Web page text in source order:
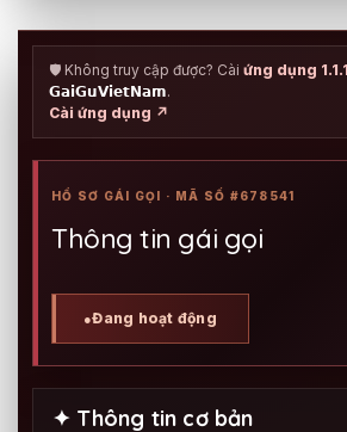
🛡️ Không truy cập được? Cài ứng dụng
𝗚𝗮𝗶𝗚𝘂𝗩𝗶𝗲𝘁𝗡𝗮𝗺.
Cài ứng dụng ↗
HỒ SƠ GÁI GỌI · MÃ SỐ #678541
Thông tin gái gọi
●Đang hoạt động
✦ Thông tin cơ bản